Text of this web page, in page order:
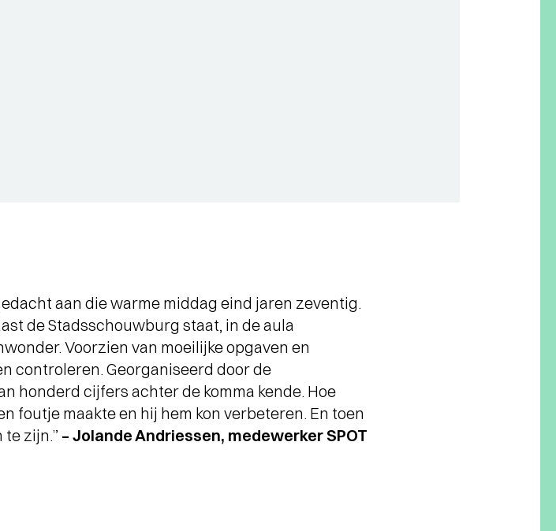
aan die warme middag eind jaren zeventig.
de Stadsschouwburg staat, in de aula
Voorzien van moeilijke opgaven en
controleren. Georganiseerd door de
honderd cijfers achter de komma kende. Hoe
foutje maakte en hij hem kon verbeteren. En toen
zijn.” – Jolande Andriessen, medewerker SPOT